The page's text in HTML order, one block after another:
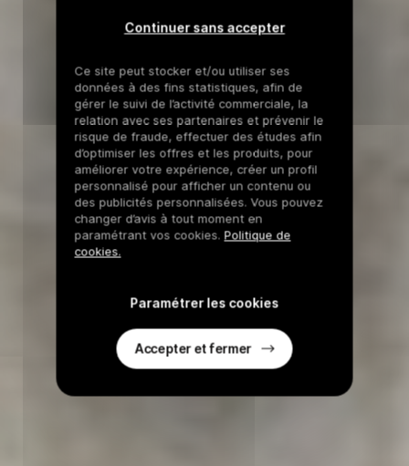
Continuer sans accepter
Ce site peut stocker et/ou utiliser ses
données à des fins statistiques, afin de
gérer le suivi de l’activité commerciale, la
relation avec ses partenaires et prévenir le
risque de fraude, effectuer des études afin
d’optimiser les offres et les produits, pour
améliorer votre expérience, créer un profil
personnalisé pour afficher un contenu ou
des publicités personnalisées. Vous pouvez
changer d’avis à tout moment en
paramétrant vos cookies. Politique de
cookies.
Paramétrer les cookies
Accepter et fermer